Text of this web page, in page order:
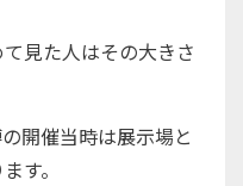
見た人はその大きさ
開催当時は展示場と
す。